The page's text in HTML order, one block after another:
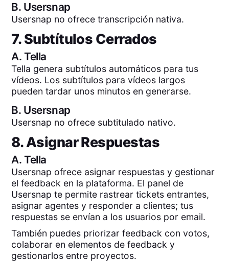
B. Usersnap
Usersnap no ofrece transcripción nativa.
7. Subtítulos Cerrados
A.Tella
Tella genera subtítulos automáticos para tus
vídeos. Los subtítulos para vídeos largos
pueden tardar unos minutos en generarse.
B. Usersnap
Usersnap no ofrece subtitulado nativo.
8. Asignar Respuestas
A.Tella
Usersnap ofrece asignar respuestas y gestionar
el feedback en la plataforma. El panel de
Usersnap te permite rastrear tickets entrantes,
asignar agentes y responder a clientes; tus
respuestas se envían a los usuarios por email.
También puedes priorizar feedback con votos,
colaborar en elementos de feedback y
gestionarlos entre proyectos.